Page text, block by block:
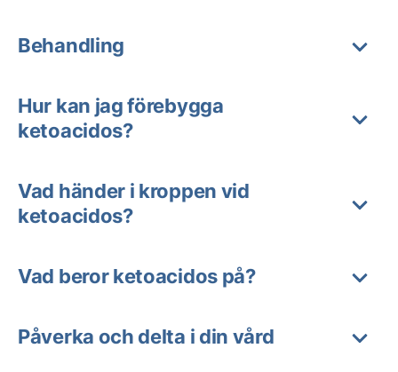
Behandling
Hur kan jag förebygga
ketoacidos?
Vad händer i kroppen vid
ketoacidos?
Vad beror ketoacidos på?
Påverka och delta i din vård